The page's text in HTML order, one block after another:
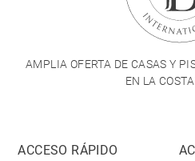
AMPLIA OFERTA DE CASAS Y
EN LA
ACCESO RÁPIDO